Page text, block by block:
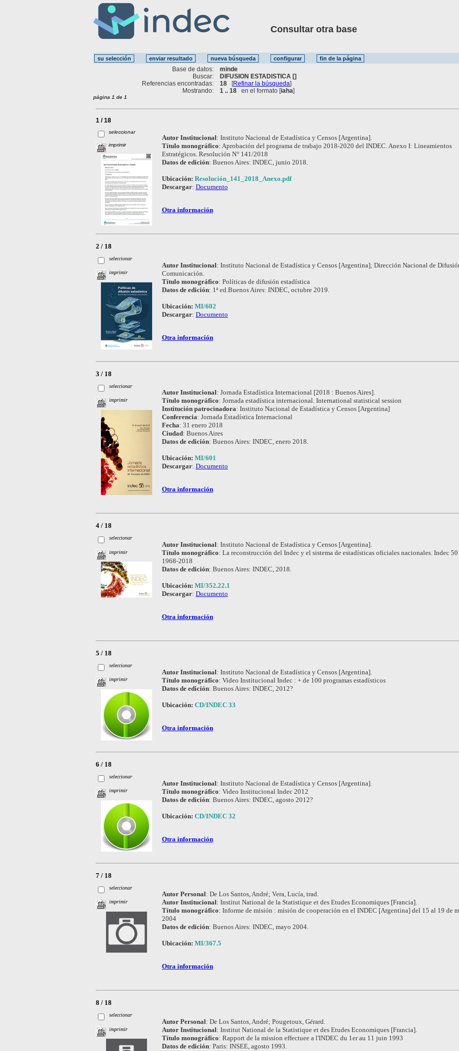
Consultar otra base
Base de datos:
minde
Buscar:
DIFUSION ESTADISTICA []
Referencias encontradas:
18 [Refinar la búsqueda]
Mostrando:
1 .. 18 en el formato [iaha]
página 1 de 1
1 / 18
seleccionar
imprimir
Autor Institucional: Instituto Nacional de Estadística y Censos [Argentina].
Título monográfico: Aprobación del programa de trabajo 2018-2020 del INDEC. Anexo I: Lineamientos
Estratégicos. Resolución N° 141/2018
Datos de edición: Buenos Aires: INDEC, junio 2018.
Ubicación: Resolución_141_2018_Anexo.pdf
Descargar: Documento
Otra información
2 / 18
seleccionar
imprimir
Autor Institucional: Instituto Nacional de Estadística y Censos [Argentina]; Dirección Nacional de
Comunicación.
Título monográfico: Políticas de difusión estadística
Datos de edición: 1ª ed.Buenos Aires: INDEC, octubre 2019.
Ubicación: MI/602
Descargar: Documento
Otra información
3 / 18
seleccionar
imprimir
Autor Institucional: Jornada Estadística Internacional [2018 : Buenos Aires].
Título monográfico: Jornada estadística internacional. International statistical session
Institución patrocinadora: Instituto Nacional de Estadística y Censos [Argentina]
Conferencia: Jornada Estadística Internacional
Fecha: 31 enero 2018
Ciudad: Buenos Aires
Datos de edición: Buenos Aires: INDEC, enero 2018.
Ubicación: MI/601
Descargar: Documento
Otra información
4 / 18
seleccionar
imprimir
Autor Institucional: Instituto Nacional de Estadística y Censos [Argentina].
Título monográfico: La reconstrucción del Indec y el sistema de estadísticas oficiales nacionales. Indec 50
1968-2018
Datos de edición: Buenos Aires: INDEC, 2018.
Ubicación: MI/352.22.1
Descargar: Documento
Otra información
5 / 18
seleccionar
imprimir
Autor Institucional: Instituto Nacional de Estadística y Censos [Argentina].
Título monográfico: Video Institucional Indec : + de 100 programas estadísticos
Datos de edición: Buenos Aires: INDEC, 2012?
Ubicación: CD/INDEC 33
Otra información
6 / 18
seleccionar
imprimir
Autor Institucional: Instituto Nacional de Estadística y Censos [Argentina].
Título monográfico: Video Institucional Indec 2012
Datos de edición: Buenos Aires: INDEC, agosto 2012?
Ubicación: CD/INDEC 32
Otra información
7 / 18
seleccionar
imprimir
Autor Personal: De Los Santos, André; Vera, Lucía, trad.
Autor Institucional: Institut National de la Statistique et des Etudes Economiques [Francia].
Título monográfico: Informe de misión : misión de cooperación en el INDEC [Argentina] del 15 al 19 de
2004
Datos de edición: Buenos Aires: INDEC, mayo 2004.
Ubicación: MI/367.5
Otra información
8 / 18
seleccionar
imprimir
Autor Personal: De Los Santos, André; Pougetoux, Gérard.
Autor Institucional: Institut National de la Statistique et des Etudes Economiques [Francia].
Título monográfico: Rapport de la mission effectuee a l'INDEC du 1er au 11 juin 1993
Datos de edición: Paris: INSEE, agosto 1993.